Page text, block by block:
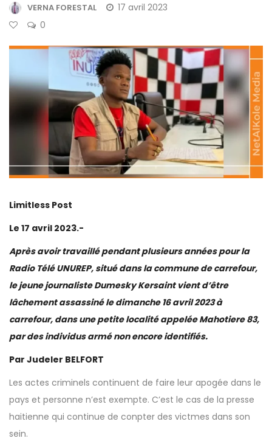
VERNA FORESTAL
17 avril 2023
0
Limitless Post
Le 17 avril 2023.-
Après avoir travaillé pendant plusieurs années pour la
Radio Télé UNUREP, situé dans la commune de carrefour,
le jeune journaliste Dumesky Kersaint vient d’être
lâchement assassiné le dimanche 16 avril 2023 à
carrefour, dans une petite localité appelée Mahotiere 83,
par des individus armé non encore identifiés.
Par Judeler BELFORT
Les actes criminels continuent de faire leur apogée dans le
pays et personne n’est exempte. C’est le cas de la presse
haitienne qui continue de conpter des victmes dans son
sein.